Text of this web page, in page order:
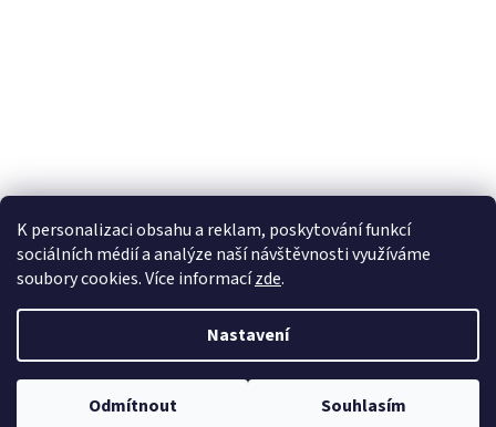
K personalizaci obsahu a reklam, poskytování funkcí
sociálních médií a analýze naší návštěvnosti využíváme
soubory cookies. Více informacízde.
Nastavení
Odmítnout Souhlasím
Copyright 2026100pa. Všechna práva vyhrazena.Upravit nastavení